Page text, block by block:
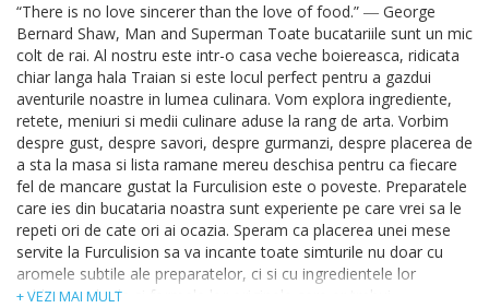
“There is no love sincerer than the love of food.” ― George
Bernard Shaw, Man and Superman Toate bucatariile sunt un mic
colt de rai. Al nostru este intr-o casa veche boiereasca, ridicata
chiar langa hala Traian si este locul perfect pentru a gazdui
aventurile noastre in lumea culinara. Vom explora ingrediente,
retete, meniuri si medii culinare aduse la rang de arta. Vorbim
despre gust, despre savori, despre gurmanzi, despre placerea de
a sta la masa si lista ramane mereu deschisa pentru ca fiecare
fel de mancare gustat la Furculision este o poveste. Preparatele
care ies din bucataria noastra sunt experiente pe care vrei sa le
repeti ori de cate ori ai ocazia. Speram ca placerea unei mese
servite la Furculision sa va incante toate simturile nu doar cu
aromele subtile ale preparatelor, ci si cu ingredientele lor
sublime, culorile si formele lor originale care ar trebui
+ VEZI MAI MULT